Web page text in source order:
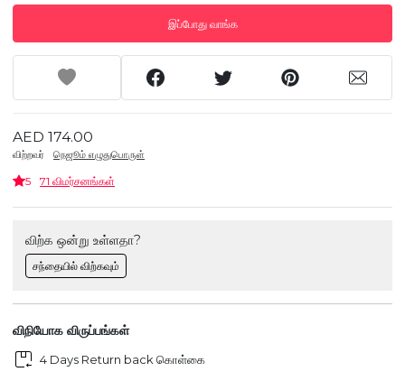
இப்போது வாங்க
AED 174.00
விற்றவர் நெஜூம் எழுதுபொருள்
5 71 விமர்சனங்கள்
விற்க ஒன்று உள்ளதா?
சந்தையில் விற்கவும்
விநியோக விருப்பங்கள்
4 Days Return back கொள்கை